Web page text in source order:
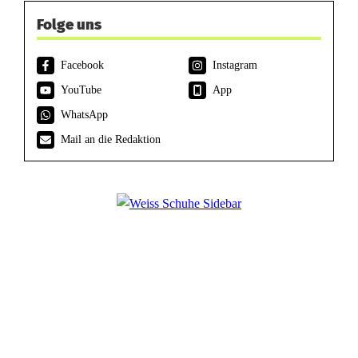
Folge uns
Facebook
Instagram
YouTube
App
WhatsApp
Mail an die Redaktion